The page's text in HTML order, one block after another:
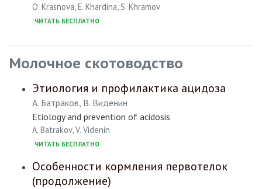
O. Krasnova, E. Khardina, S. Khramov
ЧИТАТЬ БЕСПЛАТНО
Молочное скотоводство
Этиология и профилактика ацидоза
А. Батраков, В. Виденин
Etiology and prevention of acidosis
A. Batrakov, V. Videnin
ЧИТАТЬ БЕСПЛАТНО
Особенности кормления первотелок
(продолжение)